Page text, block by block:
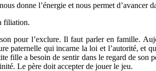
donne l’énergie et nous permet d’avancer
filiation.
pour l’exclure. Il faut parler en famille.
paternelle qui incarne la loi et l’autorité, et
fille a besoin de sentir dans le regard de
Le père doit accepter de jouer le jeu.